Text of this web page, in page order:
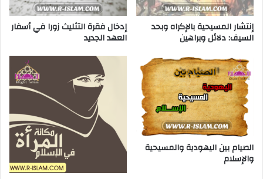
إنتشار المسيحية بالإكراه وبحد
السيف: دلائل وبراهين
إدخال فقرة التثليث زورا في أسفار
العهد الجديد
الصيام بين اليهودية والمسيحية
والإسلام